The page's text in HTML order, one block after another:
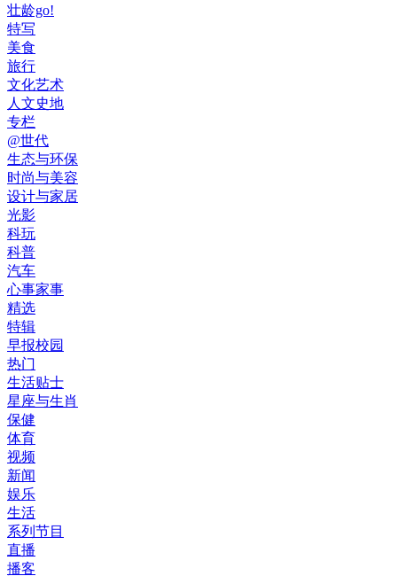
壮龄go!
特写
美食
旅行
文化艺术
人文史地
专栏
@世代
生态与环保
时尚与美容
设计与家居
光影
科玩
科普
汽车
心事家事
精选
特辑
早报校园
热门
生活贴士
星座与生肖
保健
体育
视频
新闻
娱乐
生活
系列节目
直播
播客